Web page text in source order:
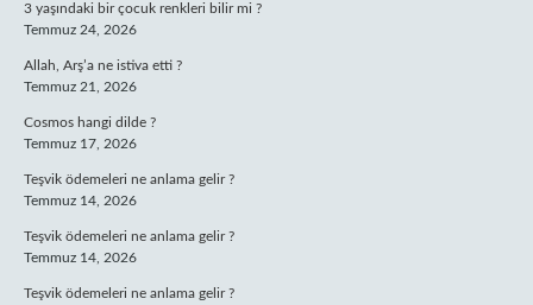
3 yaşındaki bir çocuk renkleri bilir mi ?
Temmuz 24, 2026
Allah, Arş’a ne istiva etti ?
Temmuz 21, 2026
Cosmos hangi dilde ?
Temmuz 17, 2026
Teşvik ödemeleri ne anlama gelir ?
Temmuz 14, 2026
Teşvik ödemeleri ne anlama gelir ?
Temmuz 14, 2026
Teşvik ödemeleri ne anlama gelir ?